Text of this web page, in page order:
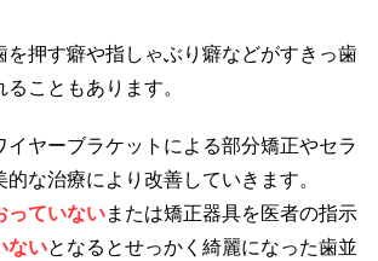
を押す癖や指しゃぶり癖などがすきっ歯
こともあります。
イヤーブラケットによる部分矯正やセラ
的な治療により改善していきます。
っていないまたは矯正器具を医者の指示
ないとなるとせっかく綺麗になった歯並